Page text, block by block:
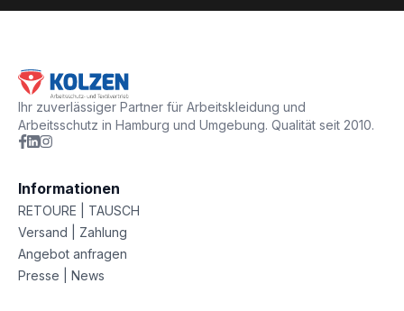
Ihr zuverlässiger Partner für Arbeitskleidung und
Arbeitsschutz in Hamburg und Umgebung. Qualität seit 2010.
Informationen
RETOURE | TAUSCH
Versand | Zahlung
Angebot anfragen
Presse | News